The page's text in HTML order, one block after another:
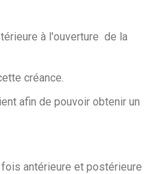
à l'ouverture de la
créance.
afin de pouvoir obtenir un
antérieure et postérieure